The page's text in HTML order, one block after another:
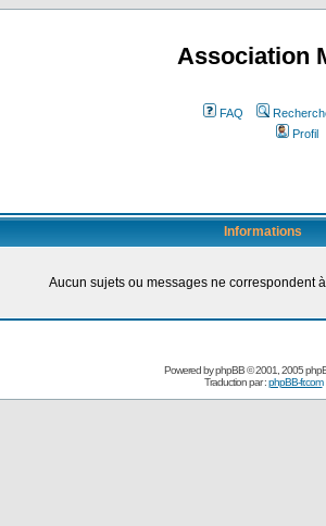
Association
FAQ
Profil
Informations
Aucun sujets ou messages ne correspondent
Powered byphpBB© 2001, 2005
Traduction par :phpBB-fr.com